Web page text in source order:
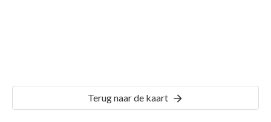
Terug naar de kaart
GVH47